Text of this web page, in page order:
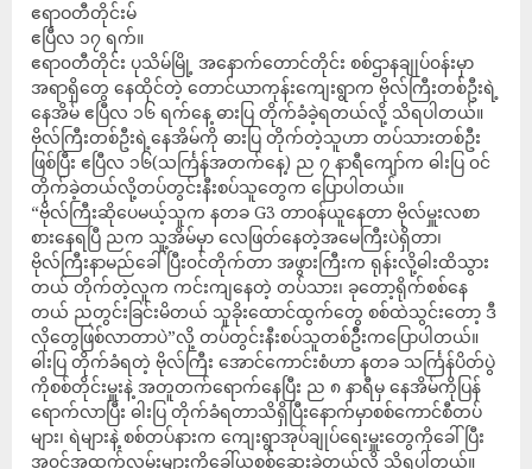
ဧရာဝတီတိုင်းမ်
ဧပြီလ ၁၇ ရက်။
ဧရာ၀တီတိုင်း ပုသိမ်မြို့ အနောက်တောင်တိုင်း စစ်ဌာနချုပ်၀န်းမှာ
အရာရှိတွေ နေထိုင်တဲ့ တောင်ယာကုန်းကျေးရွာက ဗိုလ်ကြီးတစ်ဦးရဲ့
နေအိမ် ဧပြီလ ၁၆ ရက်နေ့ ဓားပြ တိုက်ခံခဲ့ရတယ်လို့ သိရပါတယ်။
ဗိုလ်ကြီးတစ်ဦးရဲ့နေအိမ်ကို ဓားပြ တိုက်တဲ့သူဟာ တပ်သားတစ်ဦး
ဖြစ်ပြီး ဧပြီလ ၁၆(သင်္ကြန်အတက်နေ့) ည ၇ နာရီကျော်က ဓါးပြ ၀င်
တိုက်ခဲ့တယ်လို့တပ်တွင်းနီးစပ်သူတွေက ပြောပါတယ်။
“ဗိုလ်ကြီးဆိုပေမယ့်သူက နတခ G3 တာ၀န်ယူနေတာ ဗိုလ်မှူးလစာ
စားနေရပြီ ညက သူ့အိမ်မှာ လေဖြတ်နေတဲ့အမေကြီးပဲရှိတာ၊
ဗိုလ်ကြီးနာမည်ခေါ်ပြီး၀င်တိုက်တာ အဖွားကြီးက ရုန်းလို့ဓါးထိသွား
တယ် တိုက်တဲ့လူက ကင်းကျနေတဲ့ တပ်သား၊ ခုတော့ရိုက်စစ်နေ
တယ် ညတွင်းခြင်းမိတယ် သူခိုးထောင်ထွက်တွေ စစ်ထဲသွင်းတော့ ဒီ
လိုတွေဖြစ်လာတာပဲ”လို့ တပ်တွင်းနီးစပ်သူတစ်ဥိီးကပြောပါတယ်။
ဓါးပြ တိုက်ခံရတဲ့ ဗိုလ်ကြီး အောင်ကောင်းစံဟာ နတခ သင်္ကြန်ပိတ်ပွဲ
ကိုစစ်တိုင်းမှူးနဲ့ အတူတက်ရောက်နေပြီး ည ၈ နာရီမှ နေအိမ်ကိုပြန်
ရောက်လာပြီး ဓါးပြ တိုက်ခံရတာသိရှိပြီးနောက်မှာစစ်ကောင်စီတပ်
များ၊ ရဲများနဲ့ စစ်တပ်နားက ကျေးရွာအုပ်ချုပ်ရေးမှူးတွေကိုခေါ်ပြီး
အ၀င်အထွက်လမ်းများကိုခေါ်ယူစစ်ဆေးခဲ့တယ်လို့ သိရပါတယ်။